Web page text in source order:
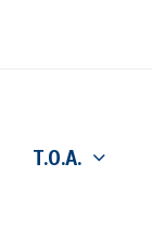
T.O.A.